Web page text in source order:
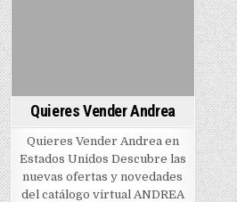
Quieres Vender Andrea
Quieres Vender Andrea en
Estados Unidos Descubre las
nuevas ofertas y novedades
del catálogo virtual ANDREA